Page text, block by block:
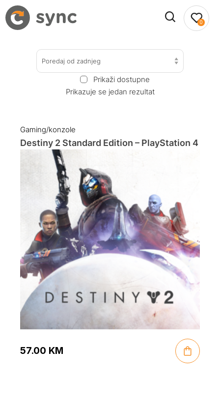
0
Poredaj od zadnjeg
Prikaži dostupne
Prikazuje se jedan rezultat
Gaming/konzole
Destiny 2 Standard Edition – PlayStation 4
57.00 KM